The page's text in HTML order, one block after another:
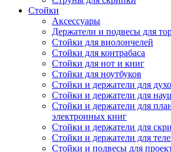
Стойки
Аксессуары
Держатели и подвесы для
Стойки для виолончелей
Стойки для контрабаса
Стойки для нот и книг
Стойки для ноутбуков
Стойки и держатели для
Стойки и держатели для
Стойки и держатели для
электронных книг
Стойки и держатели для
Стойки и держатели для
Стойки и подвесы для